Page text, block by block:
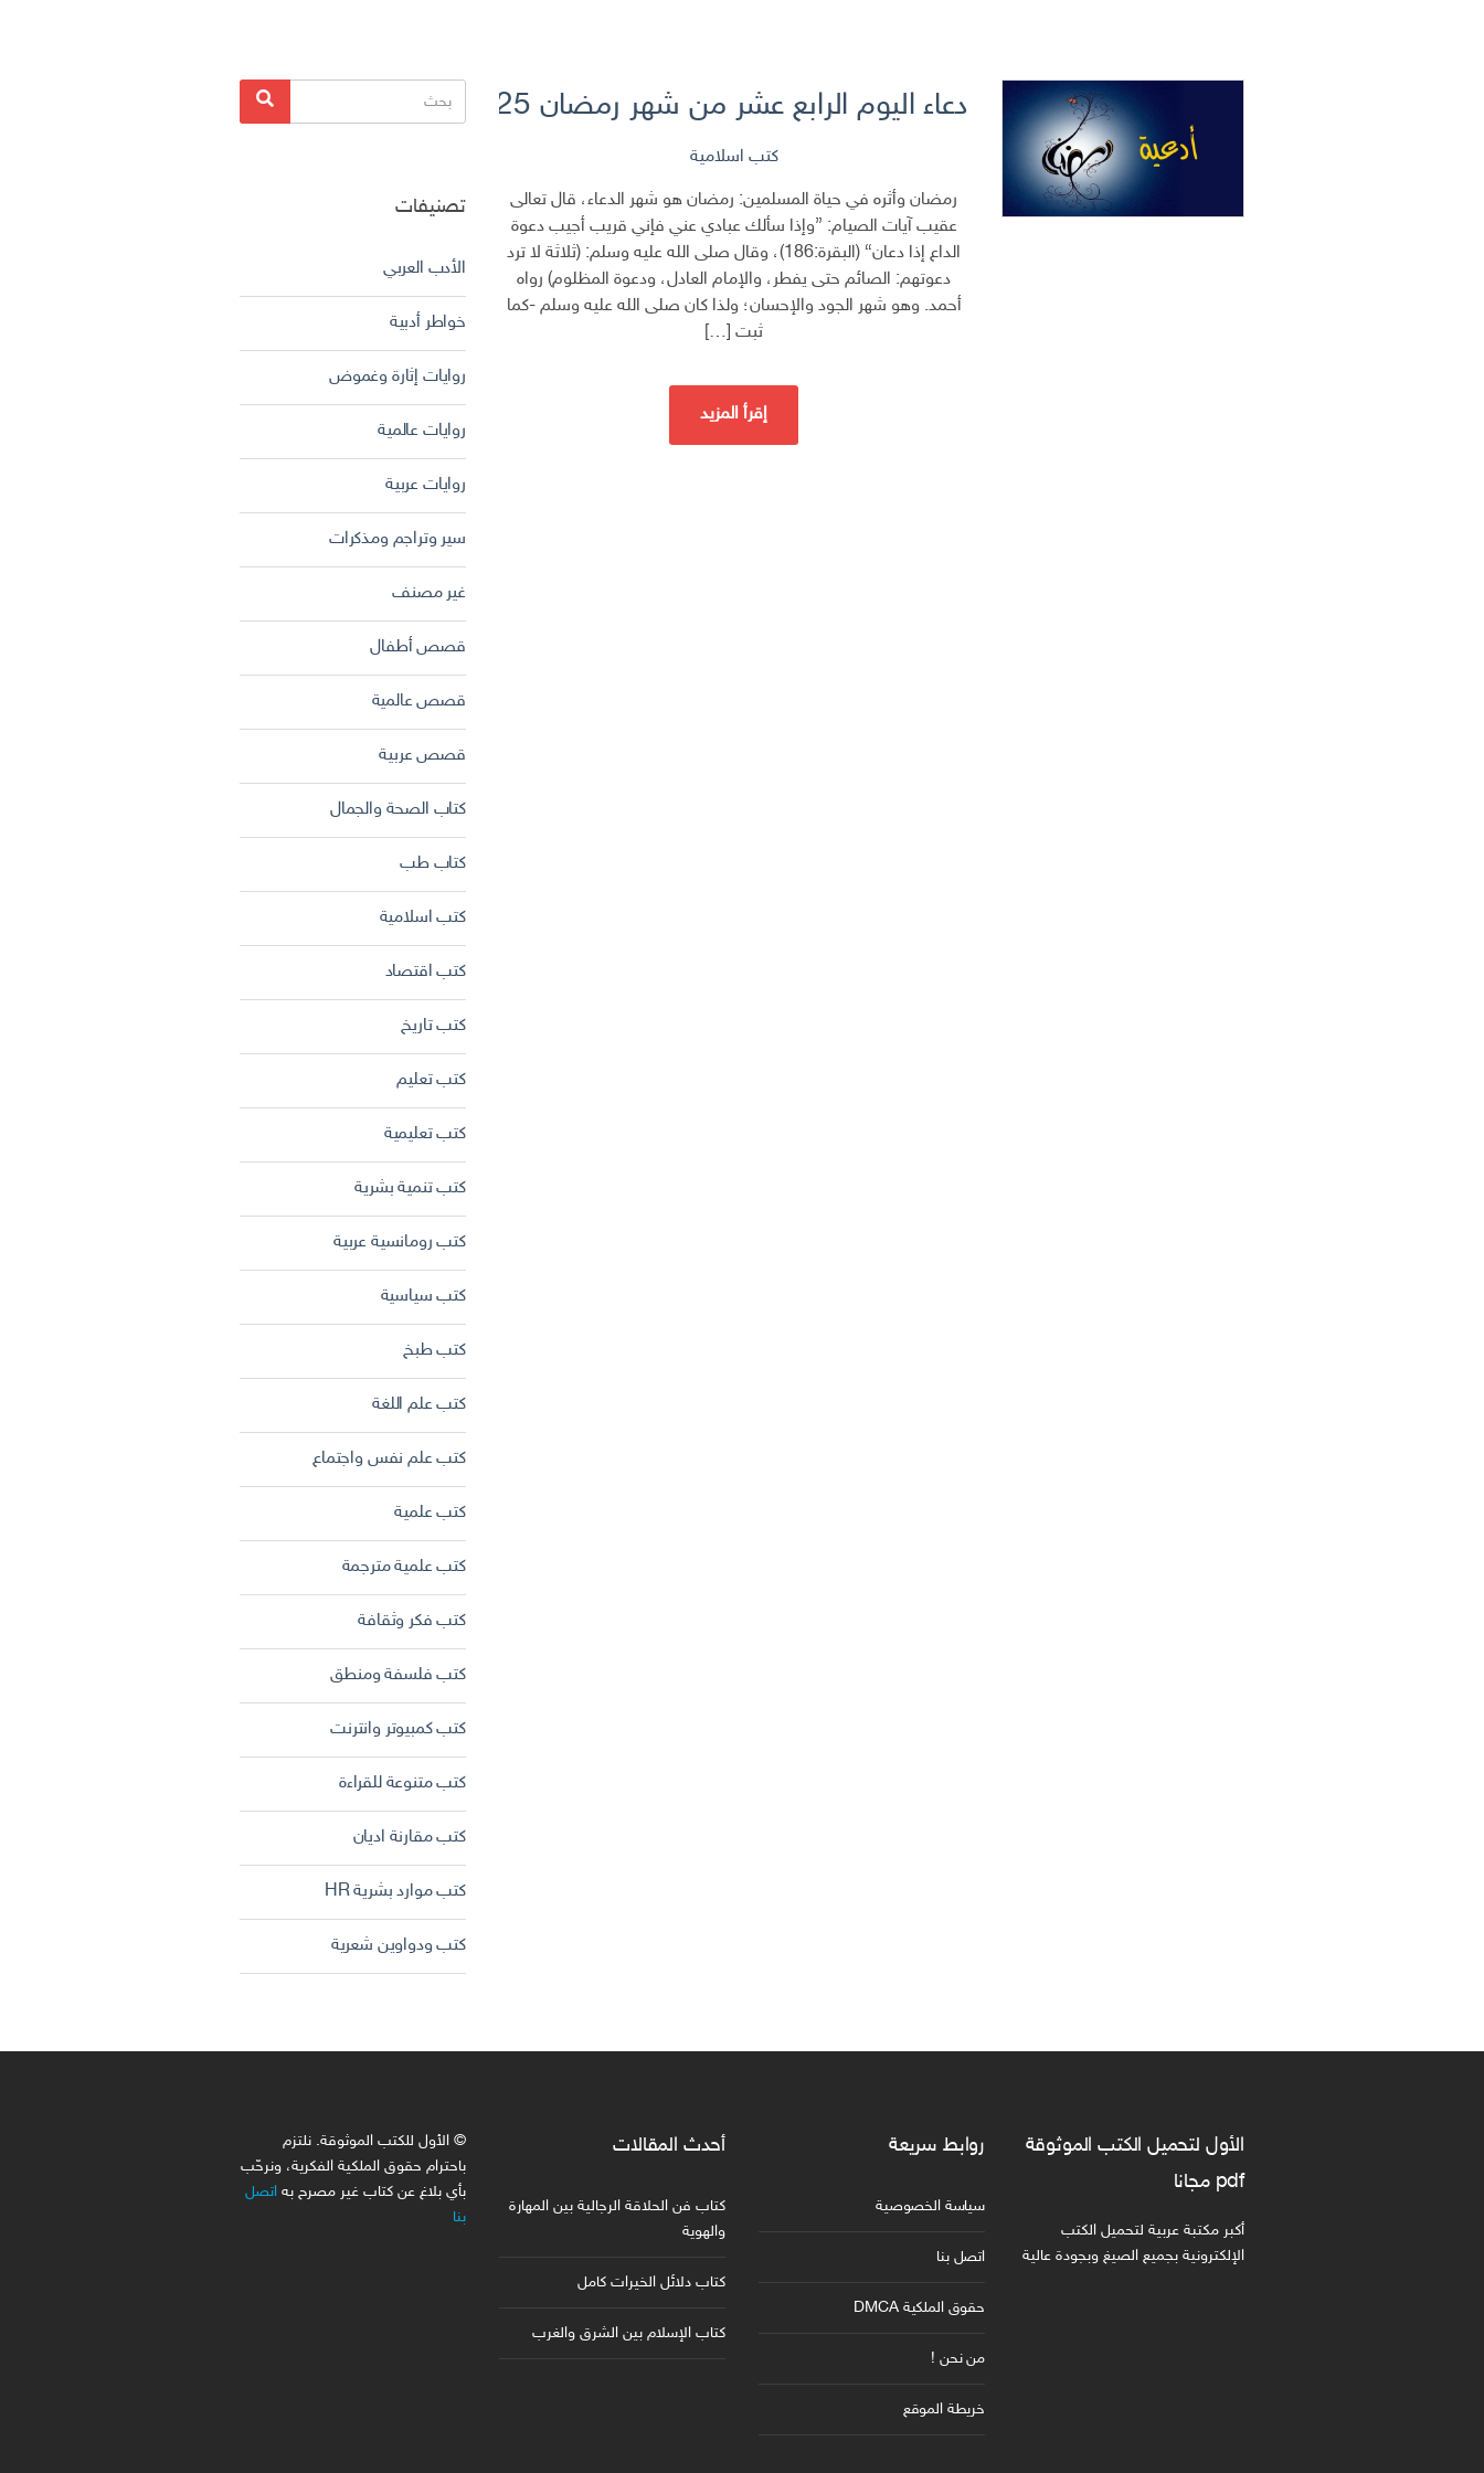
دعاء اليوم الرابع عشر من شهر رمضان 2025 – 1446 هـ
كتب اسلامية
رمضان وأثره في حياة المسلمين: رمضان هو شهر الدعاء، قال تعالى
عقيب آيات الصيام: {وإذا سألك عبادي عني فإني قريب أجيب دعوة
الداع إذا دعان} (البقرة:186)، وقال صلى الله عليه وسلم: (ثلاثة لا ترد
دعوتهم: الصائم حتى يفطر، والإمام العادل، ودعوة المظلوم) رواه
أحمد. وهو شهر الجود والإحسان؛ ولذا كان صلى الله عليه وسلم -كما
ثبت […]
إقرأ المزيد
البحث
عن:
بحث
تصنيفات
الأدب العربي
خواطر أدبية
روايات إثارة وغموض
روايات عالمية
روايات عربية
سير وتراجم ومذكرات
غير مصنف
قصص أطفال
قصص عالمية
قصص عربية
كتاب الصحة والجمال
كتاب طب
كتب اسلامية
كتب اقتصاد
كتب تاريخ
كتب تعليم
كتب تعليمية
كتب تنمية بشرية
كتب رومانسية عربية
كتب سياسية
كتب طبخ
كتب علم اللغة
كتب علم نفس واجتماع
كتب علمية
كتب علمية مترجمة
كتب فكر وثقافة
كتب فلسفة ومنطق
كتب كمبيوتر وانترنت
كتب متنوعة للقراءة
كتب مقارنة اديان
كتب موارد بشرية HR
كتب ودواوين شعرية
الأول لتحميل الكتب الموثوقة
pdf مجانا
أكبر مكتبة عربية لتحميل الكتب
الإلكترونية بجميع الصيغ وبجودة عالية
روابط سريعة
سياسة الخصوصية
اتصل بنا
حقوق الملكية DMCA
من نحن !
خريطة الموقع
أحدث المقالات
كتاب فن الحلاقة الرجالية بين المهارة
والهوية
كتاب دلائل الخيرات كامل
كتاب الإسلام بين الشرق والغرب
© الأول للكتب الموثوقة. نلتزم
باحترام حقوق الملكية الفكرية، ونرحّب
بأي بلاغ عن كتاب غير مصرح به اتصل
بنا